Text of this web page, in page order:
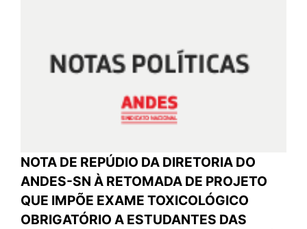
NOTA DE REPÚDIO DA DIRETORIA DO
ANDES-SN À RETOMADA DE PROJETO
QUE IMPÕE EXAME TOXICOLÓGICO
OBRIGATÓRIO A ESTUDANTES DAS